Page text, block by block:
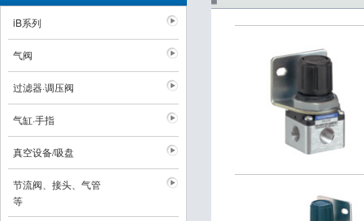
iB系列
气阀
过滤器·调压阀
气缸·手指
真空设备/吸盘
节流阀、接头、气管
等